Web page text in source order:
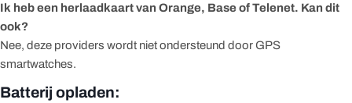
Ik heb een herlaadkaart van Orange, Base of Telenet. Kan dit
ook?
Nee, deze providers wordt niet ondersteund door GPS
smartwatches.
Batterij opladen: